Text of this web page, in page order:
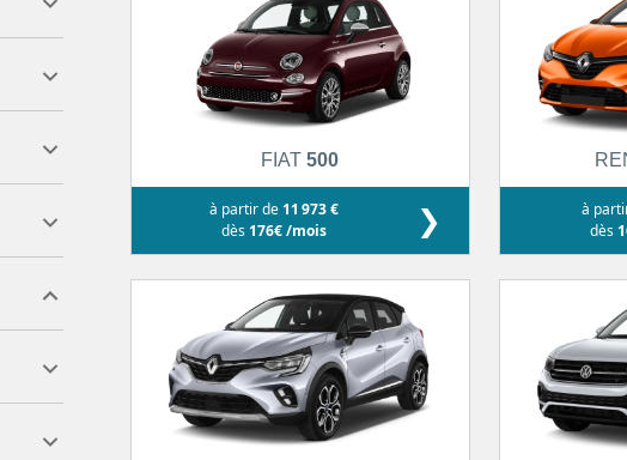
FIAT500
à partir de 11 973 €
dès 176€ /mois ❯ à
dès